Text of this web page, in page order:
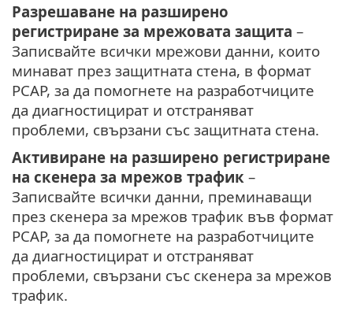
Разрешаване на разширено
регистриране за мрежовата защита –
Записвайте всички мрежови данни, които
минават през защитната стена, в формат
PCAP, за да помогнете на разработчиците
да диагностицират и отстраняват
проблеми, свързани със защитната стена.
Активиране на разширено регистриране
на скенера за мрежов трафик –
Записвайте всички данни, преминаващи
през скенера за мрежов трафик във формат
PCAP, за да помогнете на разработчиците
да диагностицират и отстраняват
проблеми, свързани със скенера за мрежов
трафик.